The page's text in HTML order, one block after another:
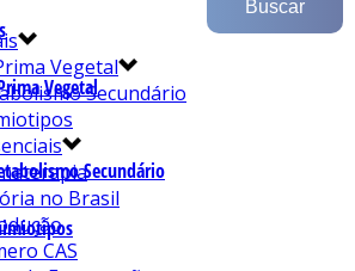
Vegetal
Secundário
Vegetal
Secundário
no Brasil
CAS